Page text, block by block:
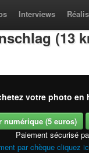
Interviews
(13
votre photo en
numérique (5 euros)
Paiement sécurisé
par chèque cliquez